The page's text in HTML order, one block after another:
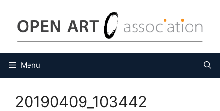
contingut
Menu
20190409_103442